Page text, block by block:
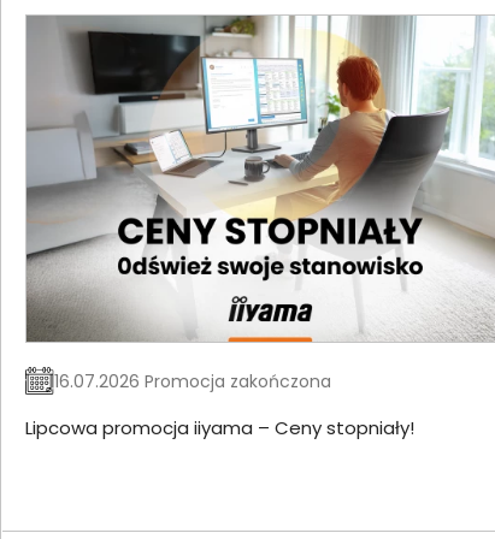
16.07.2026 Promocja zakończona
Lipcowa promocja iiyama – Ceny stopniały!